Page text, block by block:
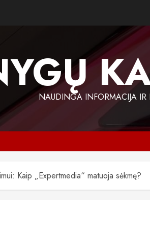
NAUDINGA INFORMACIJA IR
Kaip „Expertmedia“ matuoja sėkmę?